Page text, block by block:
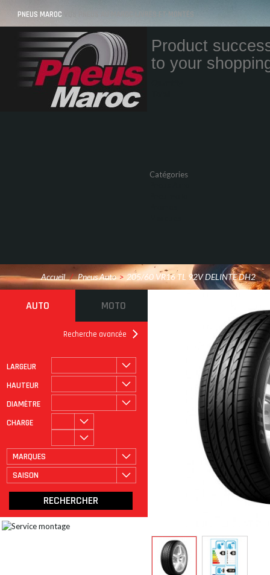
PNEUS MAROC VOS PNEUS AU MAROC LIVRÉS ET MONTÉS
Product
to your
Catégories
Accueil / Pneus Auto > 205/60 VR16 TL 92V DELINTE DH2
AUTO MOTO
Recherche avancée
LARGEUR
HAUTEUR
DIAMÈTRE
CHARGE
MARQUES
SAISON
ROULAGE À PLAT